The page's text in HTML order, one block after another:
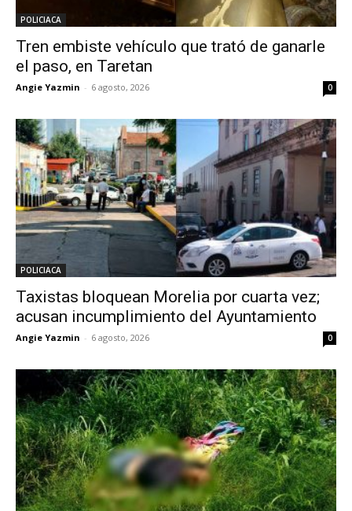
POLICIACA
Tren embiste vehículo que trató de ganarle
el paso, en Taretan
Angie Yazmin - 6 agosto, 2026 0
POLICIACA
Taxistas bloquean Morelia por cuarta vez;
acusan incumplimiento del Ayuntamiento
Angie Yazmin - 6 agosto, 2026 0